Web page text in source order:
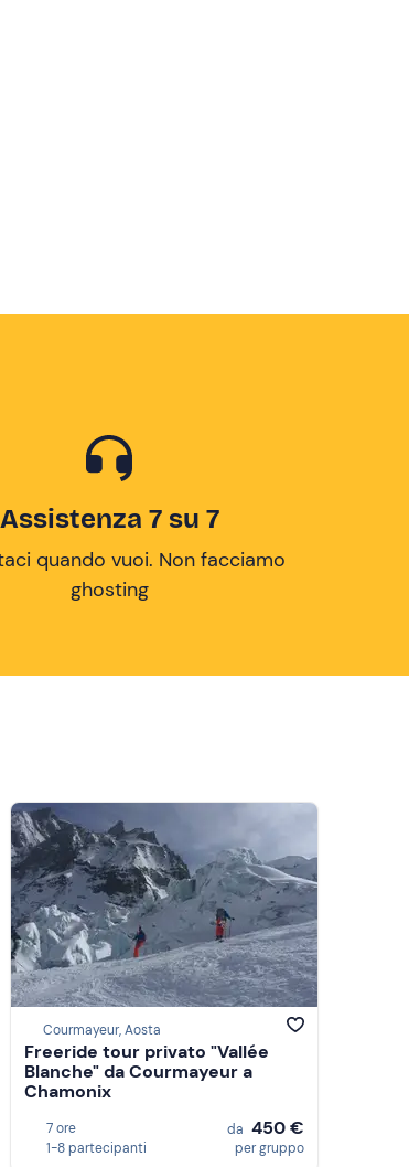
Assistenza 7 su 7
quando vuoi. Non facciamo
ghosting
Courmayeur, Aosta
Freeride tour privato "Vallée
Blanche" da Courmayeur a
Chamonix
7 ore
1-8 partecipanti
da 450 €
per gruppo